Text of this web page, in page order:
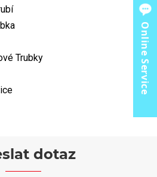
Trubky
dotaz
Online Service